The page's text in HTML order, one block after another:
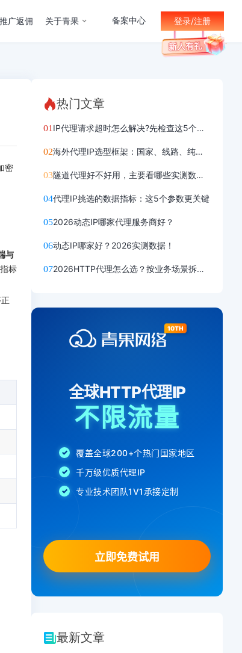
推广返佣 关于青果 备案中心 登录/注册
密
与
标
热门文章
IP代理请求超时怎么解决?先检查这5个位置
海外代理IP选型框架：国家、线路、纯净度
隧道代理好不好用，主要看哪些实测数据？
代理IP挑选的数据指标：这5个参数更关键
2026动态IP哪家代理服务商好？
动态IP哪家好？2026实测数据！
2026HTTP代理怎么选？按业务场景拆解选型判断
最新文章